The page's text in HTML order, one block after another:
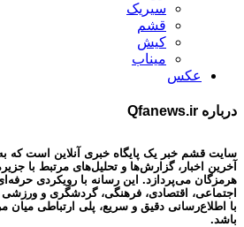
سیریک
قشم
کیش
میناب
عکس
درباره Qfanews.ir
سایت قشم خبر یک پایگاه خبری آنلاین است
آخرین اخبار، گزارش‌ها و تحلیل‌های مرتبط با
هرمزگان می‌پردازد. این رسانه با رویکردی
اجتماعی، اقتصادی، فرهنگی، گردشگری و
با اطلاع‌رسانی دقیق و سریع، پلی ارتباطی میان
باشد.